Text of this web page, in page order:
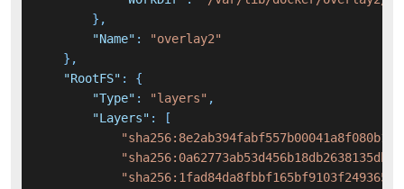
} ,
"Name" :
"overlay2"
} ,
"RootFS" :
{
"Type" : "layers" ,
"Layers" :
[